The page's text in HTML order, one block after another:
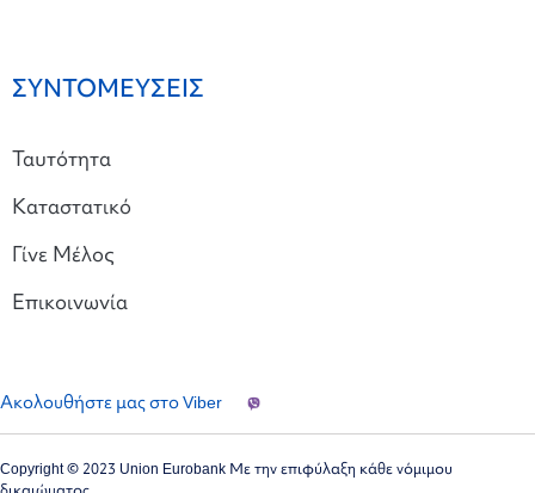
ΣΥΝΤΟΜΕΥΣΕΙΣ
Ταυτότητα
Καταστατικό
Γίνε Μέλος
Επικοινωνία
Ακολουθήστε μας στο Viber
Copyright © 2023 Union Eurobank Με την επιφύλαξη κάθε νόμιμου